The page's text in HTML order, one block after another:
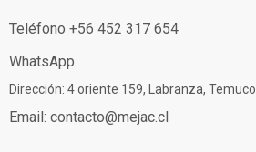
Teléfono +56 452 317 654
WhatsApp
Dirección: 4 oriente 159, Labranza, Temuco.
Email: contacto@mejac.cl